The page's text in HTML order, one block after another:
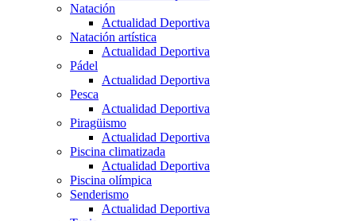
Natación
Actualidad Deportiva
Natación artística
Actualidad Deportiva
Pádel
Actualidad Deportiva
Pesca
Actualidad Deportiva
Piragüismo
Actualidad Deportiva
Piscina climatizada
Actualidad Deportiva
Piscina olímpica
Senderismo
Actualidad Deportiva